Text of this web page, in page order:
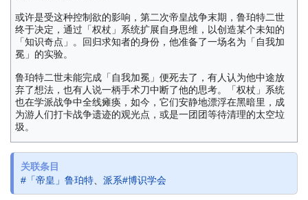
或许是受这种控制欲的影响，第二次帝皇战争末期，鲁珀特二世
终于决定，通过「权杖」系统扩展自身思维，以创造某个未知的
「知识奇点」。回归求知者的身份，他准备了一场名为「自我加
冕」的实验。
鲁珀特二世未能完成「自我加冕」便死去了，有人认为他中途放
弃了想法，也有人说一柄手术刀中断了他的思考。「权杖」系统
也在学派战争中全线瘫痪，如今，它们安静地漂浮在黑暗里，成
为游人们打卡战争遗迹的观光点，或是一团团等待清理的太空垃
圾。
关联条目
#「帝皇」鲁珀特
派系#博识学会